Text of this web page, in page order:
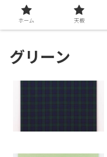
グリーン
ホーム 天板